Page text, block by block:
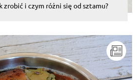
zrobić i czym różni się od sztamu?